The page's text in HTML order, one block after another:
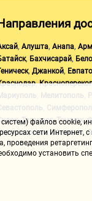
могу быстро
сервису.
То ли не
, Алушта, Анапа,
, Бахчисарай,
, Джанкой,
,
Мелитополь
,Таганрог,Темрюк,
,Щелкино,
файлов cookie,
сети Интернет,
установить